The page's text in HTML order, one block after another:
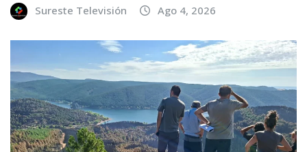
Sureste Televisión Ago 4, 2026